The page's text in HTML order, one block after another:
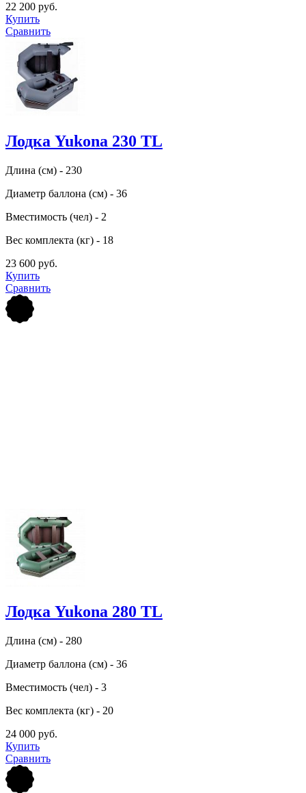
22 200 руб.
Купить
Сравнить
Лодка Yukona 230 TL
Длина (см) - 230
Диаметр баллона (см) - 36
Вместимость (чел) - 2
Вес комплекта (кг) - 18
23 600 руб.
Купить
Сравнить
Лодка Yukona 280 TL
Длина (см) - 280
Диаметр баллона (см) - 36
Вместимость (чел) - 3
Вес комплекта (кг) - 20
24 000 руб.
Купить
Сравнить